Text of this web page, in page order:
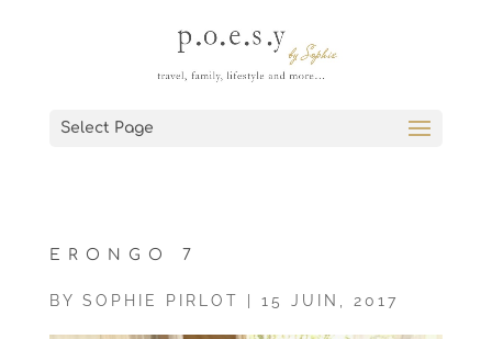
Select Page
ERONGO 7
BY SOPHIE PIRLOT 15 JUIN, 2017